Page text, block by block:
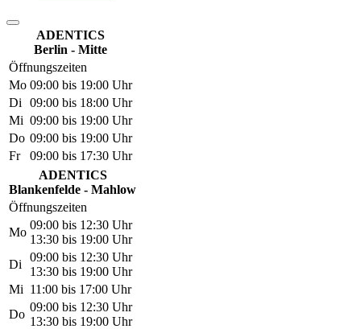
ADENTICS
Berlin - Mitte
Öffnungszeiten
Mo 09:00 bis 19:00 Uhr
Di
09:00 bis 18:00 Uhr
Mi 09:00 bis 19:00 Uhr
Do 09:00 bis 19:00 Uhr
Fr
09:00 bis 17:30 Uhr
ADENTICS
Blankenfelde - Mahlow
Öffnungszeiten
Mo
09:00 bis 12:30 Uhr
13:30 bis 19:00 Uhr
Di
09:00 bis 12:30 Uhr
13:30 bis 19:00 Uhr
Mi 11:00 bis 17:00 Uhr
Do
09:00 bis 12:30 Uhr
13:30 bis 19:00 Uhr